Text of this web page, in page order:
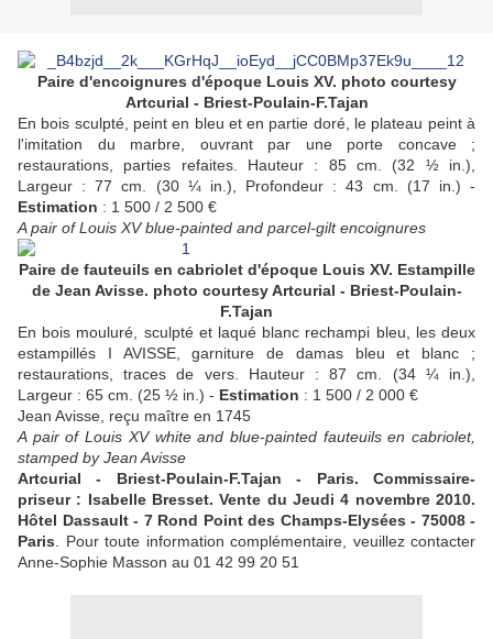
Paire d'encoignures d'époque Louis XV. photo courtesy
Artcurial - Briest-Poulain-F.Tajan
En bois sculpté, peint en bleu et en partie doré, le plateau peint à
l'imitation du marbre, ouvrant par une porte concave ;
restaurations, parties refaites. Hauteur : 85 cm. (32 ½ in.),
Largeur : 77 cm. (30 ¼ in.), Profondeur : 43 cm. (17 in.) -
Estimation : 1 500 / 2 500 €
A pair of Louis XV blue-painted and parcel-gilt encoignures
Paire de fauteuils en cabriolet d'époque Louis XV. Estampille
de Jean Avisse. photo courtesy Artcurial - Briest-Poulain-
F.Tajan
En bois mouluré, sculpté et laqué blanc rechampi bleu, les deux
estampillés I AVISSE, garniture de damas bleu et blanc ;
restaurations, traces de vers. Hauteur : 87 cm. (34 ¼ in.),
Largeur : 65 cm. (25 ½ in.) - Estimation : 1 500 / 2 000 €
Jean Avisse, reçu maître en 1745
A pair of Louis XV white and blue-painted fauteuils en cabriolet,
stamped by Jean Avisse
Artcurial - Briest-Poulain-F.Tajan - Paris. Commissaire-
priseur : Isabelle Bresset. Vente du Jeudi 4 novembre 2010.
Hôtel Dassault - 7 Rond Point des Champs-Elysées - 75008 -
Paris . Pour toute information complémentaire, veuillez contacter
Anne-Sophie Masson au 01 42 99 20 51